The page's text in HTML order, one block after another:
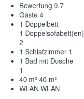
Bewertung 9.7
Gäste 4
1 Doppelbett
1 Doppelsofabett(en)
2
1 Schlafzimmer 1
1 Bad mit Dusche
1
40 m² 40 m²
WLAN WLAN